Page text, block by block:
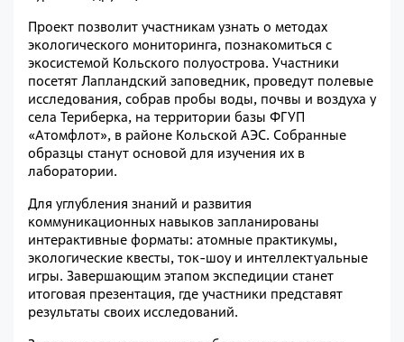
Проект позволит участникам узнать о методах
экологического мониторинга, познакомиться с
экосистемой Кольского полуострова. Участники
посетят Лапландский заповедник, проведут полевые
исследования, собрав пробы воды, почвы и воздуха у
села Териберка, на территории базы ФГУП
«Атомфлот», в районе Кольской АЭС. Собранные
образцы станут основой для изучения их в
лаборатории.
Для углубления знаний и развития
коммуникационных навыков запланированы
интерактивные форматы: атомные практикумы,
экологические квесты, ток-шоу и интеллектуальные
игры. Завершающим этапом экспедиции станет
итоговая презентация, где участники представят
результаты своих исследований.